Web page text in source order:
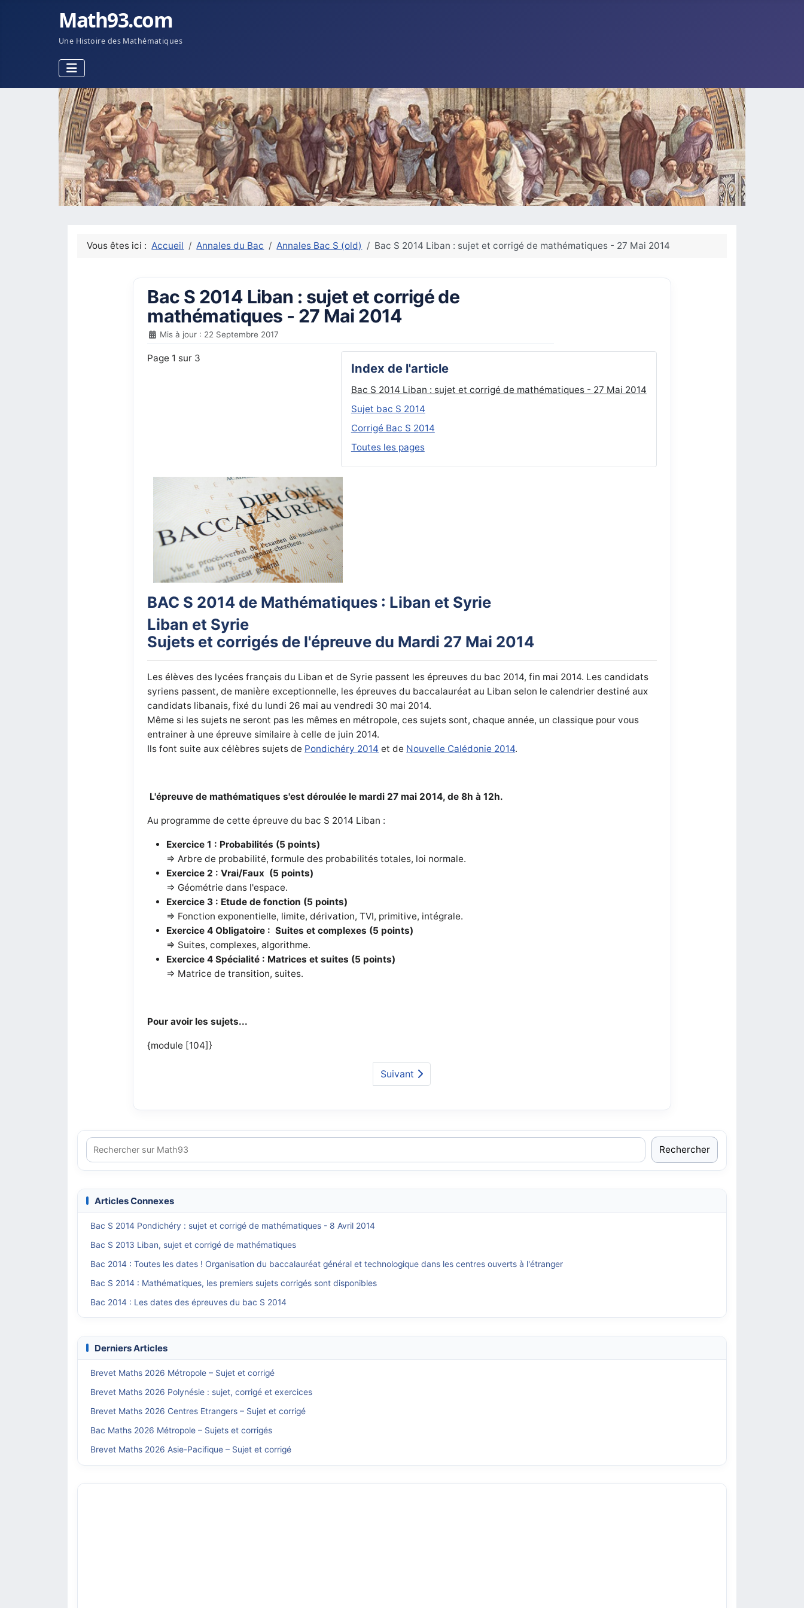
Math93.com
Une Histoire des Mathématiques
Vous êtes ici :Accueil Annales du Bac Annales Bac S (old) Bac S 2014 Liban : sujet et corrigé de mathématiques - 27 Mai 2014
Bac S 2014 Liban : sujet et corrigé de
mathématiques - 27 Mai 2014
Mis à jour : 22 Septembre 2017
Index de l'article
Bac S 2014 Liban : sujet et corrigé de mathématiques - 27 Mai 2014
Sujet bac S 2014
Corrigé Bac S 2014
Toutes les pages
Page 1 sur 3
BAC S 2014 de Mathématiques : Liban et Syrie
Liban et Syrie
Sujets et corrigés de l'épreuve du Mardi 27 Mai 2014
Les élèves des lycées français du Liban et de Syrie passent les épreuves du bac 2014, fin mai 2014. Les candidats
syriens passent, de manière exceptionnelle, les épreuves du baccalauréat au Liban selon le calendrier destiné aux
candidats libanais, fixé du lundi 26 mai au vendredi 30 mai 2014.
Même si les sujets ne seront pas les mêmes en métropole, ces sujets sont, chaque année, un classique pour vous
entrainer à une épreuve similaire à celle de juin 2014.
Ils font suite aux célèbres sujets de Pondichéry 2014 et de Nouvelle Calédonie 2014.
L'épreuve de mathématiques s'est déroulée le mardi 27 mai 2014, de 8h à 12h.
Au programme de cette épreuve du bac S 2014 Liban :
Exercice 1 : Probabilités (5 points)
=> Arbre de probabilité, formule des probabilités totales, loi normale.
Exercice 2 : Vrai/Faux (5 points)
=> Géométrie dans l'espace.
Exercice 3 : Etude de fonction (5 points)
=> Fonction exponentielle, limite, dérivation, TVI, primitive, intégrale.
Exercice 4 Obligatoire : Suites et complexes (5 points)
=> Suites, complexes, algorithme.
Exercice 4 Spécialité : Matrices et suites (5 points)
=> Matrice de transition, suites.
Pour avoir les sujets...
{module [104]}
Suivant
Rechercher
Articles Connexes
Bac S 2014 Pondichéry : sujet et corrigé de mathématiques - 8 Avril 2014
Bac S 2013 Liban, sujet et corrigé de mathématiques
Bac 2014 : Toutes les dates ! Organisation du baccalauréat général et technologique dans les centres ouverts à l'étranger
Bac S 2014 : Mathématiques, les premiers sujets corrigés sont disponibles
Bac 2014 : Les dates des épreuves du bac S 2014
Derniers Articles
Brevet Maths 2026 Métropole – Sujet et corrigé
Brevet Maths 2026 Polynésie : sujet, corrigé et exercices
Brevet Maths 2026 Centres Etrangers – Sujet et corrigé
Bac Maths 2026 Métropole – Sujets et corrigés
Brevet Maths 2026 Asie-Pacifique – Sujet et corrigé